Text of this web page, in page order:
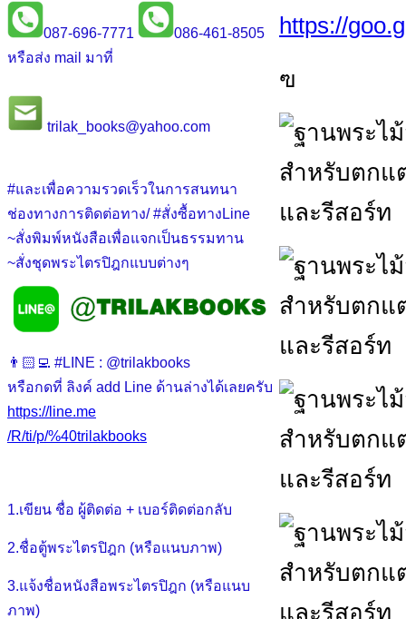
087-696-7771
086-461-8505
หรือส่ง mail มาที่
trilak_books@yahoo.com
#และเพื่อความรวดเร็วในการสนทนา
ช่องทางการติดต่อทาง/ #สั่งซื้อทางLine
~สั่งพิมพ์หนังสือเพื่อแจกเป็นธรรมทาน
~สั่งชุดพระไตรปิฎกแบบต่างๆ
👨🏻‍💻 #LINE : @trilakbooks
หรือกดที่ ลิงค์ add Line ด้านล่างได้เลยครับ
https://line.me
/R/ti/p/%40trilakbooks
1.เขียน ชื่อ ผู้ติดต่อ + เบอร์ติดต่อกลับ
2.ชื่อตู้พระไตรปิฎก (หรือแนบภาพ)
3.แจ้งชื่อหนังสือพระไตรปิฎก (หรือแนบ
ภาพ)
https://
ฃ